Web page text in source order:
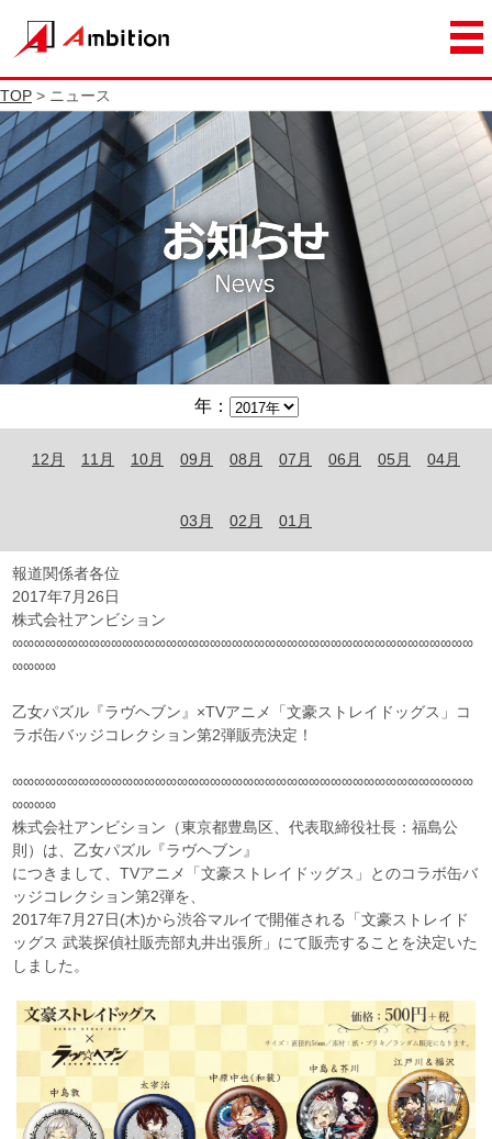
TOP > ニュース
年：
12月 11月 10月 09月 08月 07月 06月 05月 04月
03月 02月 01月
報道関係者各位
2017年7月26日
株式会社アンビション
∞∞∞∞∞∞∞∞∞∞∞∞∞∞∞∞∞∞∞∞∞∞∞∞∞∞∞∞∞∞∞∞∞∞∞∞∞∞∞∞∞∞
∞∞∞∞
乙女パズル『ラヴヘブン』×TVアニメ「文豪ストレイドッグス」コ
ラボ缶バッジコレクション第2弾販売決定！
∞∞∞∞∞∞∞∞∞∞∞∞∞∞∞∞∞∞∞∞∞∞∞∞∞∞∞∞∞∞∞∞∞∞∞∞∞∞∞∞∞∞
∞∞∞∞
株式会社アンビション（東京都豊島区、代表取締役社長：福島公
則）は、乙女パズル『ラヴヘブン』
につきまして、TVアニメ「文豪ストレイドッグス」とのコラボ缶バ
ッジコレクション第2弾を、
2017年7月27日(木)から渋谷マルイで開催される「文豪ストレイド
ッグス 武装探偵社販売部丸井出張所」にて販売することを決定いた
しました。